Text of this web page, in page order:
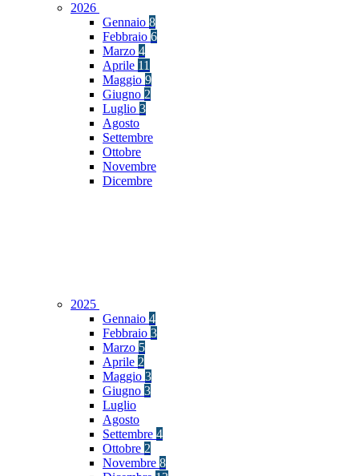
2026
Gennaio 8
Febbraio 6
Marzo 4
Aprile 11
Maggio 9
Giugno 2
Luglio 3
Agosto
Settembre
Ottobre
Novembre
Dicembre
2025
Gennaio 4
Febbraio 3
Marzo 5
Aprile 2
Maggio 3
Giugno 3
Luglio
Agosto
Settembre 4
Ottobre 2
Novembre 8